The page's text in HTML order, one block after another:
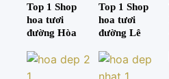
Top 1 Shop
hoa tươi
đường Hòa
Top 1 Shop
hoa tươi
đường Lê